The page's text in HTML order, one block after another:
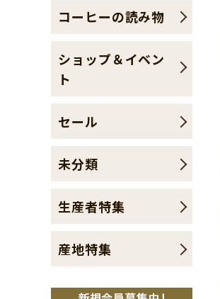
コーヒーの読み物
ショップ＆イベン
ト
セール
未分類
生産者特集
産地特集